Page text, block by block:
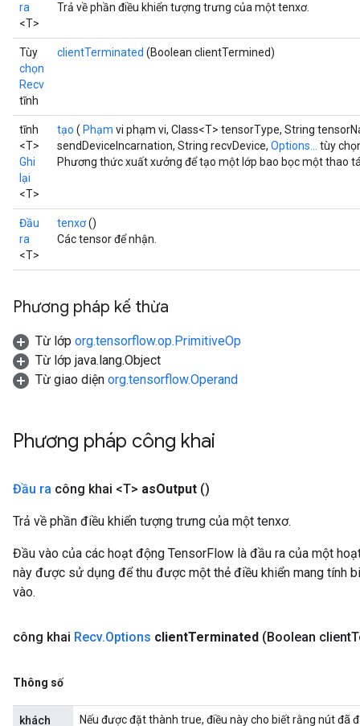
ra
<T>
Trả về phần điều khiển tượng trưng của một tenxơ.
Tùy
chọn
Recv
tĩnh
clientTerminated (Boolean clientTermined)
tĩnh
<T>
Ghi
lại
<T>
tạo ( Phạm vi phạm vi, Class<T> tensorType, String
sendDeviceIncarnation, String recvDevice, Options...
tùy
Phương thức xuất xưởng để tạo một lớp bao bọc một thao
Đầu
ra
<T>
tenxơ()
Các tensor để nhận.
Phương pháp kế thừa
Từ lớp org.tensorflow.op.PrimitiveOp
Từ lớp java.lang.Object
Từ giao diện org.tensorflow.Operand
Phương pháp công khai
Đầu ra công khai <T> asOutput ()
Trả về phần điều khiển tượng trưng của một tenxơ.
Đầu vào của các hoạt động TensorFlow là đầu ra của một
này được sử dụng để thu được một thẻ điều khiển mang tính
vào.
công khai Recv.Options clientTerminated (Boolean client
Thông số
khách
Nếu được đặt thành true, điều này cho biết rằng nút đã